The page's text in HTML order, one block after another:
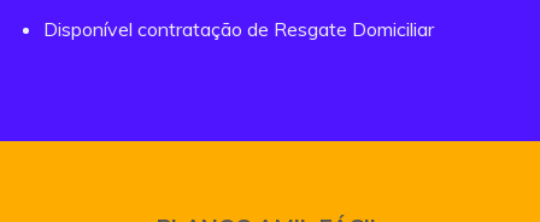
Disponível contratação de Resgate Domiciliar